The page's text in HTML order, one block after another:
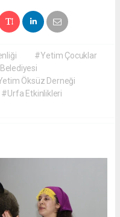
#Yetim Çocuklar
Öksüz Derneği
#Urfa Etkinlikleri